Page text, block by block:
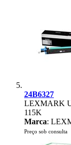
24B6327
LEXMARK
115K
Marca:
Preço sob consulta